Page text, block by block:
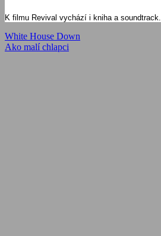
K filmu Revival vychází i kniha a soundtrack.
Navigácia
v
Previous
Post:
White House Down
Next
Ako malí chlapci